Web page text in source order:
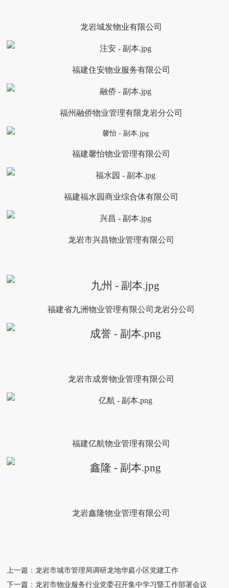
龙岩城发物业有限公司
福建住安物业服务有限公司
福州融侨物业管理有限龙岩分公司
福建馨怡物业管理有限公司
福建福水园商业综合体有限公司
龙岩市兴昌物业管理有限公司
福建省九洲物业管理有限公司龙岩分公司
龙岩市成誉物业管理有限公司
福建亿航物业管理有限公司
龙岩鑫隆物业管理有限公司
上一篇：龙岩市城市管理局调研龙地华庭小区党建工作
下一篇：龙岩市物业服务行业党委召开集中学习暨工作部署会议